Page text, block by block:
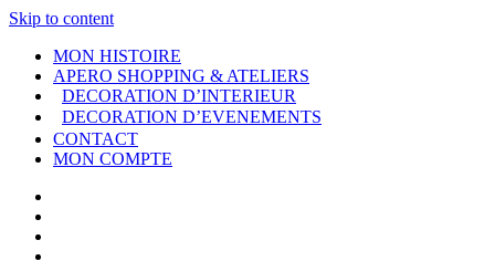
Skip to content
MON HISTOIRE
APERO SHOPPING & ATELIERS
DECORATION D’INTERIEUR
DECORATION D’EVENEMENTS
CONTACT
MON COMPTE